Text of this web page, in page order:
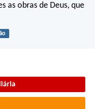
as obras de Deus, que